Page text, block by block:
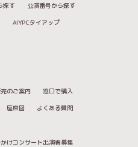
探す
公演番号から探す
AIYPCタイアップ
のご案内
窓口で購入
座席図 よくある質問
けコンサート出演者募集